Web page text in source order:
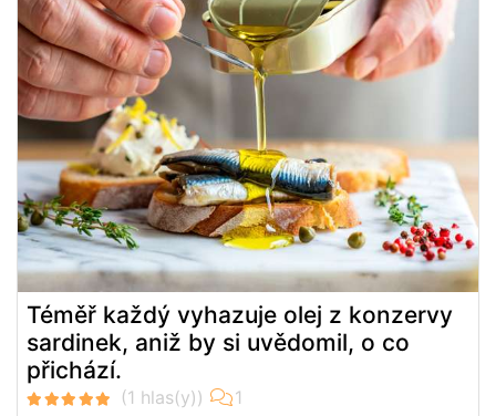
Téměř každý vyhazuje olej z konzervy
sardinek, aniž by si uvědomil, o co
přichází.